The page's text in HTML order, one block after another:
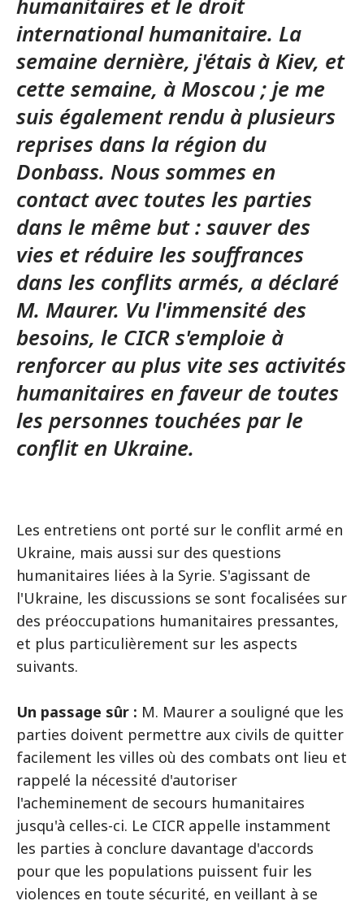
international humanitaire. La
semaine dernière, j'étais à Kiev, et
cette semaine, à Moscou ; je me
suis également rendu à plusieurs
reprises dans la région du
Donbass. Nous sommes en
contact avec toutes les parties
dans le même but : sauver des
vies et réduire les souffrances
dans les conflits armés, a déclaré
M. Maurer. Vu l'immensité des
besoins, le CICR s'emploie à
renforcer au plus vite ses activités
humanitaires en faveur de toutes
les personnes touchées par le
conflit en Ukraine.
Les entretiens ont porté sur le conflit armé en
Ukraine, mais aussi sur des questions
humanitaires liées à la Syrie. S'agissant de
l'Ukraine, les discussions se sont focalisées sur
des préoccupations humanitaires pressantes,
et plus particulièrement sur les aspects
suivants.
Un passage sûr : M. Maurer a souligné que les
parties doivent permettre aux civils de quitter
facilement les villes où des combats ont lieu et
rappelé la nécessité d'autoriser
l'acheminement de secours humanitaires
jusqu'à celles-ci. Le CICR appelle instamment
les parties à conclure davantage d'accords
pour que les populations puissent fuir les
violences en toute sécurité, en veillant à se